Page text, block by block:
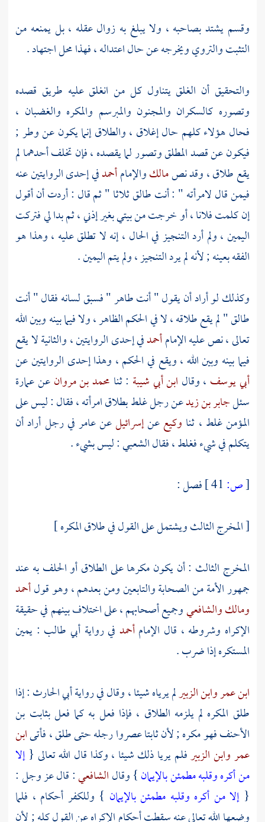
وقسم يشتد بصاحبه ، ولا يبلغ به زوال عقله ، بل يمنعه من
التثبت والتروي ويخرجه عن حال اعتداله ، فهذا محل اجتهاد .
والتحقيق أن الغلق يتناول كل من انغلق عليه طريق قصده
وتصوره كالسكران والمجنون والمبرسم والمكره والغضبان ،
فحال هؤلاء كلهم حال إغلاق ، والطلاق إنما يكون عن وطر ;
فيكون عن قصد المطلق وتصور لما يقصده ، فإن تخلف أحدهما لم
يقع طلاق ، وقد نصمالكوالإمامأحمدفي إحدى الروايتين عنه
فيمن قال لامرأته " : أنت طالق ثلاثا " ثم قال : أردت أن أقول
إن كلمت فلانا ، أو خرجت من بيتي بغير إذني ، ثم بدا لي فتركت
اليمين ، ولم أرد التنجيز في الحال ، إنه لا تطلق عليه ، وهذا هو
الفقه بعينه ; لأنه لم يرد التنجيز ، ولم يتم اليمين .
وكذلك لو أراد أن يقول " أنت طاهر " فسبق لسانه فقال " أنت
طالق " لم يقع طلاقه ، لا في الحكم الظاهر ، ولا فيما بينه وبين الله
تعالى ، نص عليه الإمامأحمدفي إحدى الروايتين ، والثانية لا يقع
فيما بينه وبين الله ، ويقع في الحكم ، وهذا إحدى الروايتين عن
أبي يوسف ، وقال ابن أبي شيبة : ثنا محمد بن مروانعنعمارة
سئلجابر بن زيدعن رجل غلط بطلاق امرأته ، فقال : ليس على
المؤمن غلط ، ثنا وكيععنإسرائيلعنعامرفي رجل أراد أن
يتكلم في شيء فغلط ، فقالالشعبي: ليس بشيء .
[ص:
فصل :
[ المخرج الثالث ويشتمل على القول في طلاق المكره ]
المخرج الثالث : أن يكون مكرها على الطلاق أو الحلف به عند
جمهور الأمة من الصحابة والتابعين ومن بعدهم ، وهو قولأحمد
ومالكوالشافعيوجميع أصحابهم ، على اختلاف بينهم في حقيقة
الإكراه وشروطه ، قال الإمامأحمد في رواية أبي طالب : يمين
المستكره إذا ضرب .
ابن عمروابن الزبيرلم يرياه شيئا ، وقال في روايةأبي الحارث: إذا
طلق المكره لم يلزمه الطلاق ، فإذا فعل به كما فعلبثابت بن
الأحنففهو مكره ; لأنثابتاعصروا رجله حتى طلق ، فأتىابن
عمروابن الزبيرفلم يريا ذلك شيئا ، وكذا قال الله تعالى {إلا
من أكره وقلبه مطمئن بالإيمان} وقالالشافعي: قال عز وجل :
{إلا من أكره وقلبه مطمئن بالإيمان } وللكفر أحكام ، فلما